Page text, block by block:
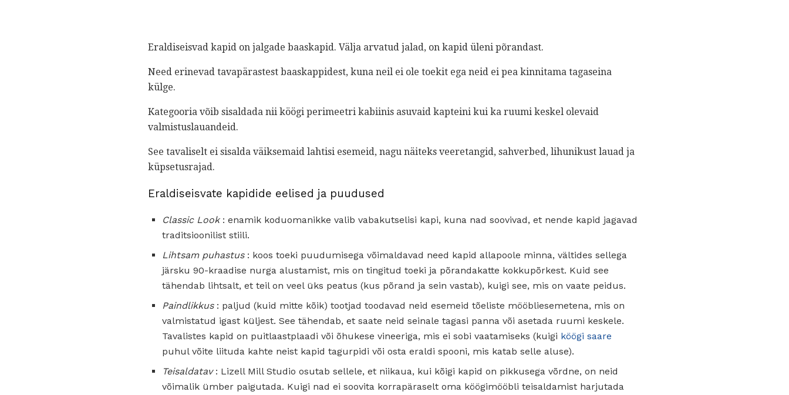
Eraldiseisvad kapid on jalgade baaskapid. Välja arvatud jalad, on kapid üleni põrandast.
Need erinevad tavapärastest baaskappidest, kuna neil ei ole toekit ega neid ei pea kinnitama tagaseina
külge.
Kategooria võib sisaldada nii köögi perimeetri kabiinis asuvaid kapteini kui ka ruumi keskel olevaid
valmistuslauandeid.
See tavaliselt ei sisalda väiksemaid lahtisi esemeid, nagu näiteks veeretangid, sahverbed, lihunikust lauad ja
küpsetusrajad.
Eraldiseisvate kapidide eelised ja puudused
Classic Look: enamik koduomanikke valib vabakutselisi kapi, kuna nad soovivad, et nende kapid jagavad
traditsioonilist stiili.
Lihtsam puhastus: koos toeki puudumisega võimaldavad need kapid allapoole minna, vältides sellega
järsku 90-kraadise nurga alustamist, mis on tingitud toeki ja põrandakatte kokkupõrkest. Kuid see
tähendab lihtsalt, et teil on veel üks peatus (kus põrand ja sein vastab), kuigi see, mis on vaate peidus.
Paindlikkus: paljud (kuid mitte kõik) tootjad toodavad neid esemeid tõeliste mööbliesemetena, mis on
valmistatud igast küljest. See tähendab, et saate neid seinale tagasi panna või asetada ruumi keskele.
Tavalistes kapid on puitlaastplaadi või õhukese vineeriga, mis ei sobi vaatamiseks (kuigi köögi saare
puhul võite liituda kahte neist kapid tagurpidi või osta eraldi spooni, mis katab selle aluse).
Teisaldatav: Lizell Mill Studio osutab sellele, et niikaua, kui kõigi kapid on pikkusega võrdne, on neid
võimalik ümber paigutada. Kuigi nad ei soovita korrapäraselt oma köögimööbli teisaldamist harjutada